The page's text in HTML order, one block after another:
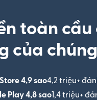
toàn cầu
của
4,9 sao4,2 triệu+
Play 4,8 sao1,4 triệu+